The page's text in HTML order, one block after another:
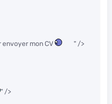
envoyer mon CV " />
" />